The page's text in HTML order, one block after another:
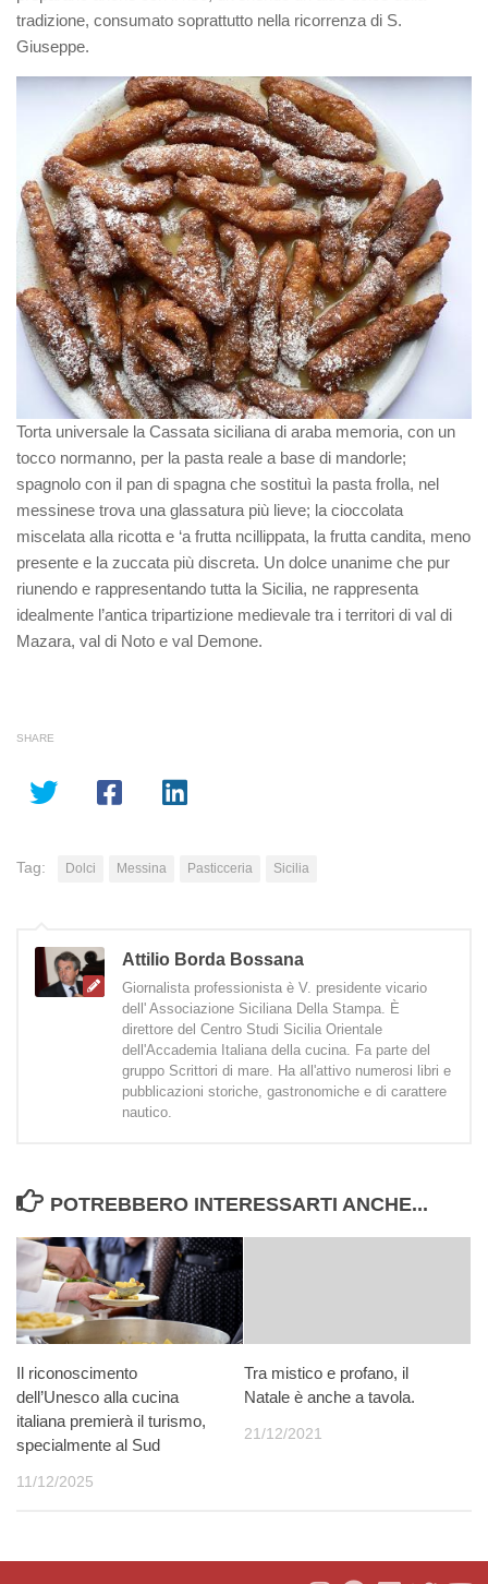
tradizione, consumato soprattutto nella ricorrenza di S.
Giuseppe.
Torta universale la Cassata siciliana di araba memoria, con un
tocco normanno, per la pasta reale a base di mandorle;
spagnolo con il pan di spagna che sostituì la pasta frolla, nel
messinese trova una glassatura più lieve; la cioccolata
miscelata alla ricotta e ‘a frutta ncillippata, la frutta candita, meno
presente e la zuccata più discreta. Un dolce unanime che pur
riunendo e rappresentando tutta la Sicilia, ne rappresenta
idealmente l’antica tripartizione medievale tra i territori di val di
Mazara, val di Noto e val Demone.
SHARE
Tag: Dolci Messina Pasticceria Sicilia
Attilio Borda Bossana
Giornalista professionista è V. presidente vicario
dell' Associazione Siciliana Della Stampa. È
direttore del Centro Studi Sicilia Orientale
dell'Accademia Italiana della cucina. Fa parte del
gruppo Scrittori di mare. Ha all'attivo numerosi libri e
pubblicazioni storiche, gastronomiche e di carattere
nautico.
POTREBBERO INTERESSARTI ANCHE...
Il riconoscimento
dell’Unesco alla cucina
italiana premierà il turismo,
specialmente al Sud
11/12/2025
Tra mistico e profano, il
Natale è anche a tavola.
21/12/2021